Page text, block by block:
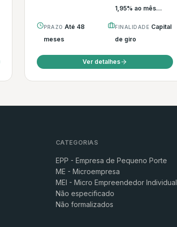
1,95% ao mês...
PRAZO Até 48
meses
FINALIDADE Capital
de giro
Ver detalhes
CATEGORIAS
EPP - Empresa de Pequeno Porte
ME - Microempresa
MEI - Micro Empreendedor Individual
Não especificado
Não formalizados